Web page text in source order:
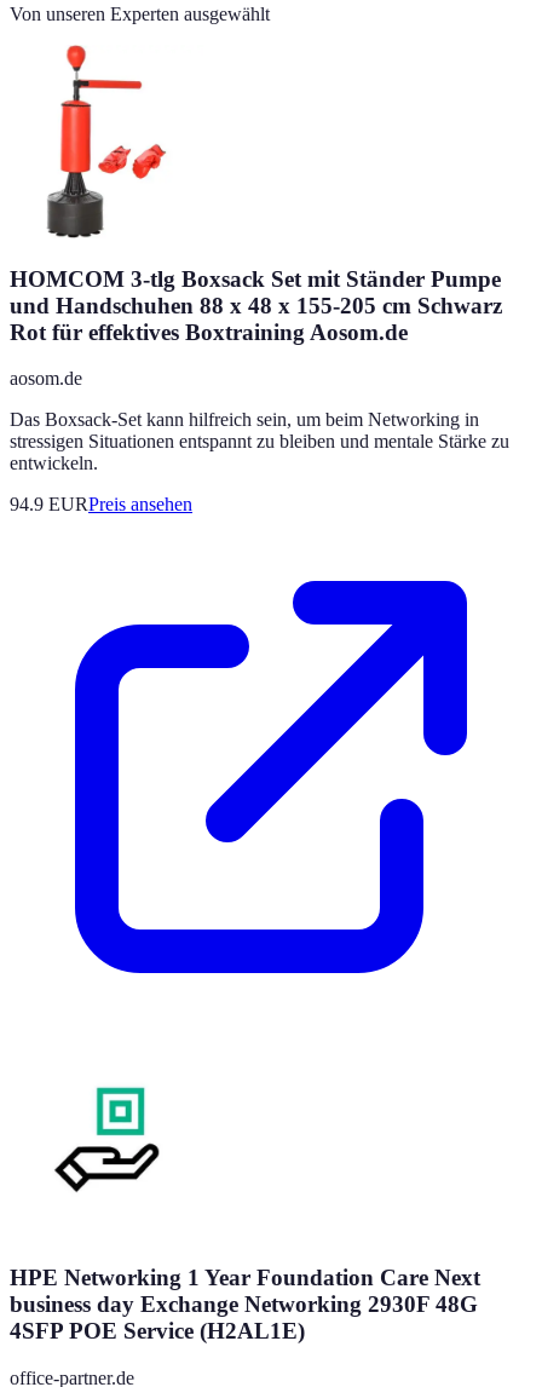
Von unseren Experten ausgewählt
HOMCOM 3-tlg Boxsack Set mit Ständer Pumpe
und Handschuhen 88 x 48 x 155-205 cm Schwarz
Rot für effektives Boxtraining Aosom.de
aosom.de
Das Boxsack-Set kann hilfreich sein, um beim Networking in
stressigen Situationen entspannt zu bleiben und mentale Stärke zu
entwickeln.
94.9 EURPreis ansehen
HPE Networking 1 Year Foundation Care Next
business day Exchange Networking 2930F 48G
4SFP POE Service (H2AL1E)
office-partner.de